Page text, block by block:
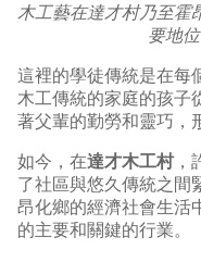
木工藝在達才村乃至霍
要地
這裡的學徒傳統是在每
木工傳統的家庭的孩子
著父輩的勤勞和靈巧，
如今，在達才木工村，
了社區與悠久傳統之間
昂化鄉的經濟社會生活
的主要和關鍵的行業。